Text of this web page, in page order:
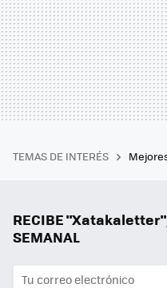
TEMAS DE INTERÉS
RECIBE "Xatakaletter",
SEMANAL